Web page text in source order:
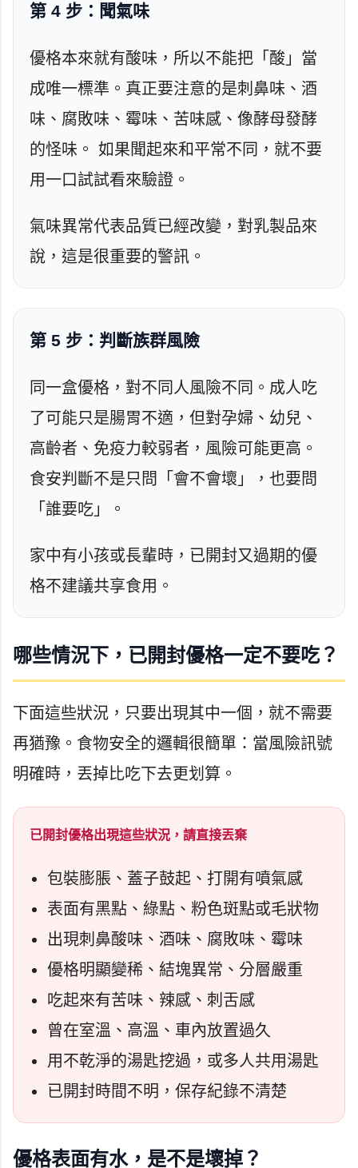
第 4 步：聞氣味
優格本來就有酸味，所以不能把「酸」當
成唯一標準。真正要注意的是刺鼻味、酒
味、腐敗味、霉味、苦味感、像酵母發酵
的怪味。 如果聞起來和平常不同，就不要
用一口試試看來驗證。
氣味異常代表品質已經改變，對乳製品來
說，這是很重要的警訊。
第 5 步：判斷族群風險
同一盒優格，對不同人風險不同。成人吃
了可能只是腸胃不適，但對孕婦、幼兒、
高齡者、免疫力較弱者，風險可能更高。
食安判斷不是只問「會不會壞」，也要問
「誰要吃」。
家中有小孩或長輩時，已開封又過期的優
格不建議共享食用。
哪些情況下，已開封優格一定不要吃？
下面這些狀況，只要出現其中一個，就不需要
再猶豫。食物安全的邏輯很簡單：當風險訊號
明確時，丟掉比吃下去更划算。
已開封優格出現這些狀況，請直接丟棄
包裝膨脹、蓋子鼓起、打開有噴氣感
表面有黑點、綠點、粉色斑點或毛狀物
出現刺鼻酸味、酒味、腐敗味、霉味
優格明顯變稀、結塊異常、分層嚴重
吃起來有苦味、辣感、刺舌感
曾在室溫、高溫、車內放置過久
用不乾淨的湯匙挖過，或多人共用湯匙
已開封時間不明，保存紀錄不清楚
優格表面有水，是不是壞掉？